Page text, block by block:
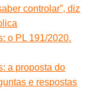
controlar”, diz
o PL 191/2020.
a proposta do
e respostas